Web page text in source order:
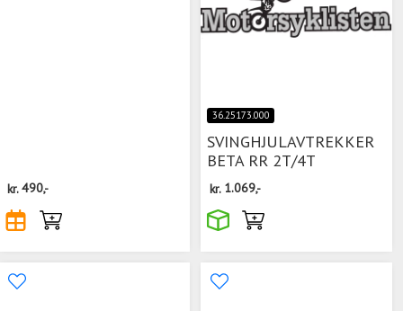
kr.490,-
36.25173.000
SVINGHJULAVTREKKER
BETA RR 2T/4T
kr. 1.069,-